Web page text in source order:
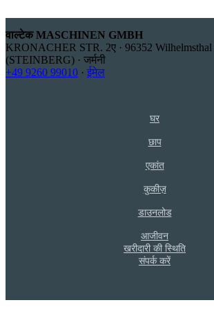
वाल्टेक MASCHINEN GMBH
KRONACHER STR. 2ए · 96352 Wilhelmsthal
(STEINBERG) · जर्मनी
+49 9260 99010 · ईमेल
घर
छाप
एकांत
कुकीज़
डाउनलोड
आजीवन
खरीदारी की स्थिति
संपर्क करें